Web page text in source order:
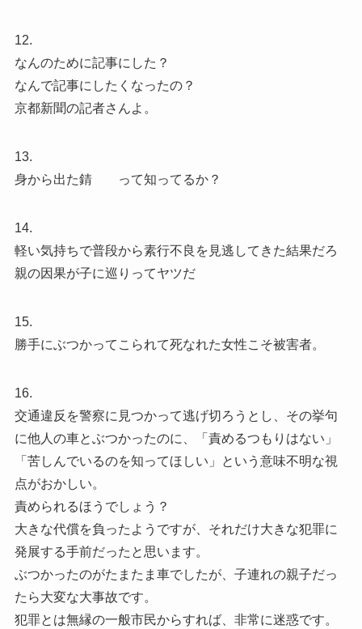
12.
なんのために記事にした？
なんで記事にしたくなったの？
京都新聞の記者さんよ。
13.
身から出た錆 って知ってるか？
14.
軽い気持ちで普段から素行不良を見逃してきた結果だろ
親の因果が子に巡りってヤツだ
15.
勝手にぶつかってこられて死なれた女性こそ被害者。
16.
交通違反を警察に見つかって逃げ切ろうとし、その挙句
に他人の車とぶつかったのに、「責めるつもりはない」
「苦しんでいるのを知ってほしい」という意味不明な視
点がおかしい。
責められるほうでしょう？
大きな代償を負ったようですが、それだけ大きな犯罪に
発展する手前だったと思います。
ぶつかったのがたまたま車でしたが、子連れの親子だっ
たら大変な大事故です。
犯罪とは無縁の一般市民からすれば、非常に迷惑です。